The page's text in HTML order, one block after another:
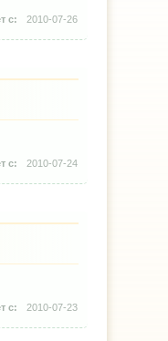
2010-07-26
2010-07-24
2010-07-23